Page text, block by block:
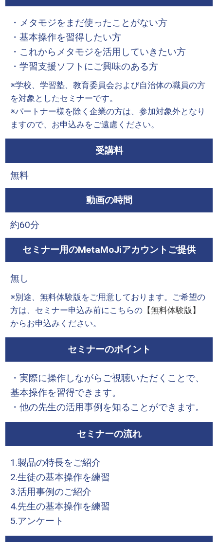
・メタモジをまだ使ったことがない方
・基本操作を習得したい方
・これからメタモジを活用していきたい方
・学習支援ソフトにご興味のある方
※学校、学習塾、教育委員会および自治体の職員の方
を対象としたセミナーです。
※パートナー様を除く企業の方は、参加対象外となり
ますので、お申込みをご遠慮ください。
受講料
無料
動画の時間
約60分
セミナー用のMetaMoJiアカウントご提供
無し
※別途、無料体験版をご用意しております。ご希望の
方は、セミナー申込み前にこちらの 【無料体験版】
からお申込みください。
セミナーのポイント
・実際に操作しながらご視聴いただくことで、
基本操作を習得できます。
・他の先生の活用事例を知ることができます。
セミナーの流れ
1.製品の特長をご紹介
2.生徒の基本操作を練習
3.活用事例のご紹介
4.先生の基本操作を練習
5.アンケート